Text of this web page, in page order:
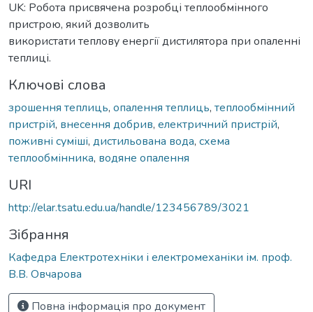
UK: Робота присвячена розробці теплообмінного
пристрою, який дозволить
використати теплову енергії дистилятора при опаленні
теплиці.
Ключові слова
зрошення теплиць, опалення теплиць, теплообмінний
пристрій, внесення добрив, електричний пристрій,
поживні суміші, дистильована вода, схема
теплообмінника, водяне опалення
URI
http://elar.tsatu.edu.ua/handle/123456789/3021
Зібрання
Кафедра Електротехніки і електромеханіки ім. проф.
В.В. Овчарова
Повна інформація про документ